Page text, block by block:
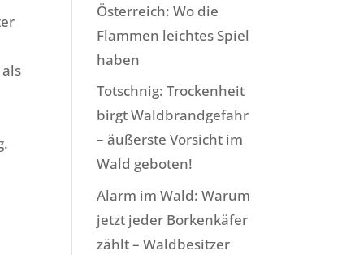
Österreich: Wo die
Flammen leichtes Spiel
haben
Totschnig: Trockenheit
birgt Waldbrandgefahr
– äußerste Vorsicht im
Wald geboten!
Alarm im Wald: Warum
jetzt jeder Borkenkäfer
zählt – Waldbesitzer